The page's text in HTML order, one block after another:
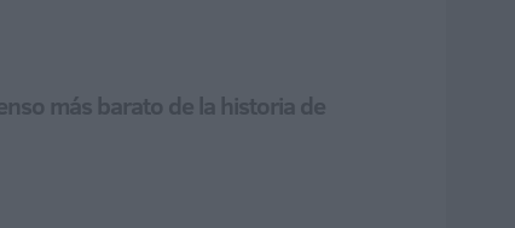
más barato de la historia de